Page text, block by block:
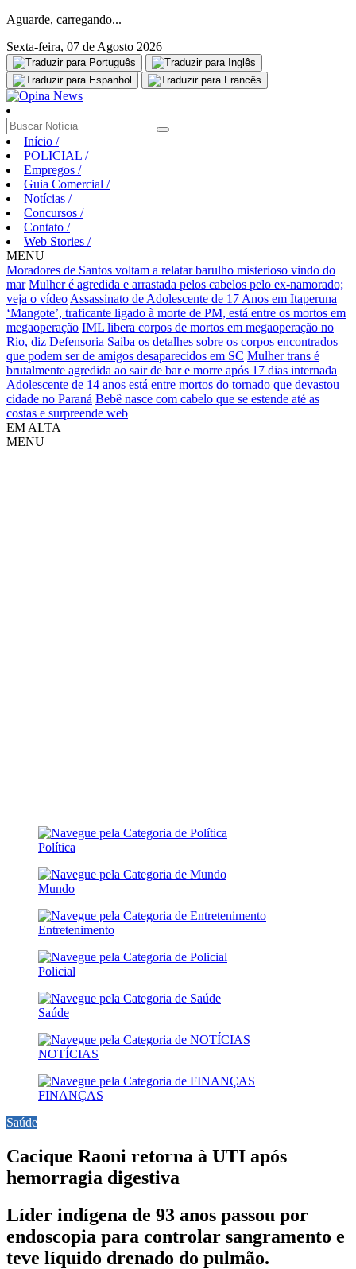
Aguarde, carregando...
Sexta-feira, 07 de Agosto 2026
Início /
POLICIAL /
Empregos /
Guia Comercial /
Notícias /
Concursos /
Contato /
Web Stories /
MENU
Moradores de Santos voltam a relatar barulho misterioso vindo do
mar Mulher é agredida e arrastada pelos cabelos pelo ex-namorado;
veja o vídeo Assassinato de Adolescente de 17 Anos em Itaperuna
‘Mangote’, traficante ligado à morte de PM, está entre os mortos em
megaoperação IML libera corpos de mortos em megaoperação no
Rio, diz Defensoria Saiba os detalhes sobre os corpos encontrados
que podem ser de amigos desaparecidos em SC Mulher trans é
brutalmente agredida ao sair de bar e morre após 17 dias internada
Adolescente de 14 anos está entre mortos do tornado que devastou
cidade no Paraná Bebê nasce com cabelo que se estende até as
costas e surpreende web
EM ALTA
MENU
Política
Mundo
Entretenimento
Policial
Saúde
NOTÍCIAS
FINANÇAS
Saúde
Cacique Raoni retorna à UTI após
hemorragia digestiva
Líder indígena de 93 anos passou por
endoscopia para controlar sangramento e
teve líquido drenado do pulmão.